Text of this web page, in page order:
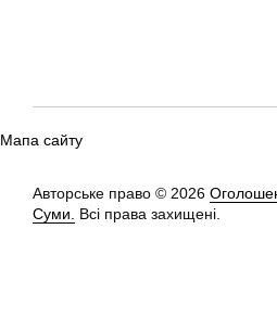
Мапа сайту
Авторське право © 2026
Суми.
Всі права захищені.